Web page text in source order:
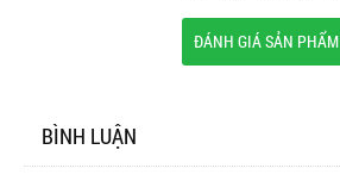
ĐÁNH GIÁ SẢN PHẨM
BÌNH LUẬN